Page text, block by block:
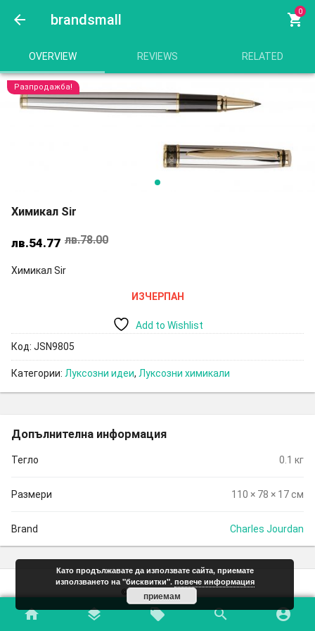
arrow_back brandsmall 0
shopping_cart
OVERVIEW REVIEWS RELATED
home layers local_offer search account_circle
Разпродажба!
Химикал Sir
лв.78.00Original
лв.54.77
Текущата
Химикал Sir
ИЗЧЕРПАН
Add to Wishlist
Код: JSN9805
Категории: Луксозни идеи, Луксозни химикали
Допълнителна информация
Тегло 0.1 кг
Размери 110 × 78 × 17 см
Brand Charles Jourdan
© 2018 brandsmall
Като продължавате да използвате сайта, приемате
използването на "бисквитки". повече информация
приемам